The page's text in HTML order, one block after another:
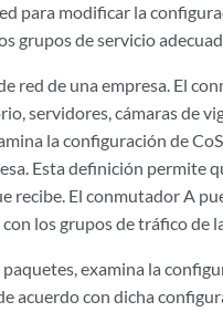
para modificar la
grupos de servicio
red de una empresa. El
servidores, cámaras de
la configuración de
Esta definición permite
recibe. El conmutador A
los grupos de tráfico de
examina la
acuerdo con dicha